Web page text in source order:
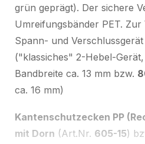
grün geprägt). Der sichere
Umreifungsbänder PET.
Spann- und Verschlussgerät
("klassiches" 2-Hebel-
Bandbreite ca. 13 mm bzw.
ca. 16 mm)
Kantenschutzecken PP
mit Dorn (Art.Nr. 605-15)